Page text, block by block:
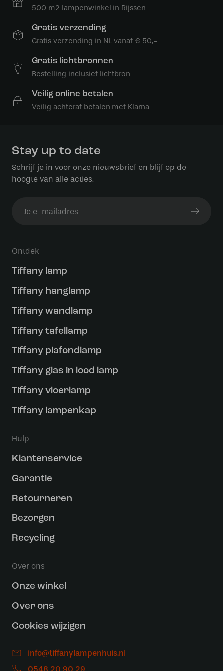
500 m2 lampenwinkel in Rijssen
Gratis verzending
Gratis verzending in NL vanaf € 50,-
Gratis lichtbronnen
Bestelling inclusief lichtbron
Veilig online betalen
Veilig achteraf betalen met Klarna
Stay up to date
Schrijf je in voor onze nieuwsbrief en blijf op de
hoogte van alle acties.
Ontdek
Tiffany lamp
Tiffany hanglamp
Tiffany wandlamp
Tiffany tafellamp
Tiffany plafondlamp
Tiffany glas in lood lamp
Tiffany vloerlamp
Tiffany lampenkap
Hulp
Klantenservice
Garantie
Retourneren
Bezorgen
Recycling
Over ons
Onze winkel
Over ons
Cookies wijzigen
info@tiffanylampenhuis.nl
0548 20 90 29